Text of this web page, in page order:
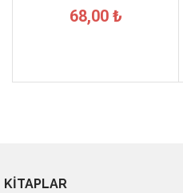
68,00 ₺
KİTAPLAR